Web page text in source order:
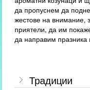
да пропуснем да
жестове на внимание,
приятели, да им
да направим
Традиции